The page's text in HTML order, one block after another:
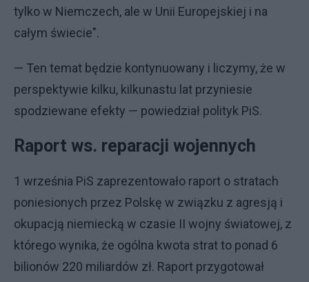
tylko w Niemczech, ale w Unii Europejskiej i na
całym świecie".
— Ten temat będzie kontynuowany i liczymy, że w
perspektywie kilku, kilkunastu lat przyniesie
spodziewane efekty — powiedział polityk PiS.
Raport ws. reparacji wojennych
1 września PiS zaprezentowało raport o stratach
poniesionych przez Polskę w związku z agresją i
okupacją niemiecką w czasie II wojny światowej, z
którego wynika, że ogólna kwota strat to ponad 6
bilionów 220 miliardów zł. Raport przygotował